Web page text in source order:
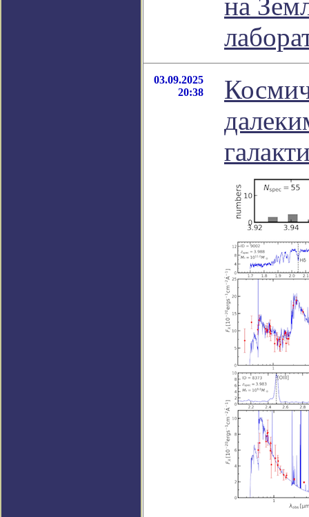
на
03.09.2025
20:38